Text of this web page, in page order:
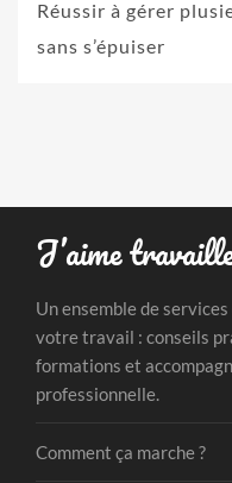
Réussir à gérer
sans s’épuiser
J’aime
Un ensemble de
votre travail : conseils
formations et
professionnelle.
Comment ça marche ?